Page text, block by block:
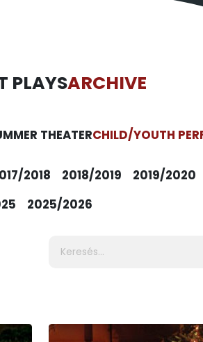
PLAYSARCHIVE
THEATERCHILD/YOUTH
2018 2018/2019 2019/2020
2025/2026